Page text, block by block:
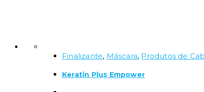
Finalizante, Máscara, Produtos de
Keratin Plus Empower